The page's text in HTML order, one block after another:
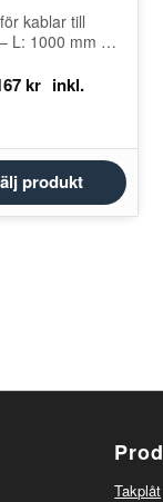
kablar till
L: 1000 mm Ett
skyddar
kr
produkt
Takplåt